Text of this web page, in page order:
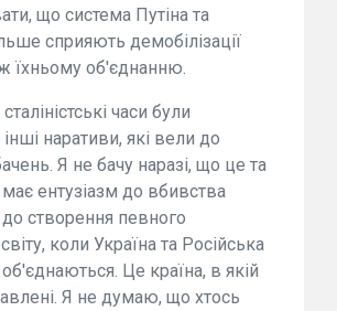
що система Путіна та
сприяють демобілізації
їхньому об'єднанню.
часи були
наративи, які вели до
Я не бачу наразі, що це та
має ентузіазм до вбивства
до створення певного
коли Україна та Російська
Це країна, в якій
Я не думаю, що хтось